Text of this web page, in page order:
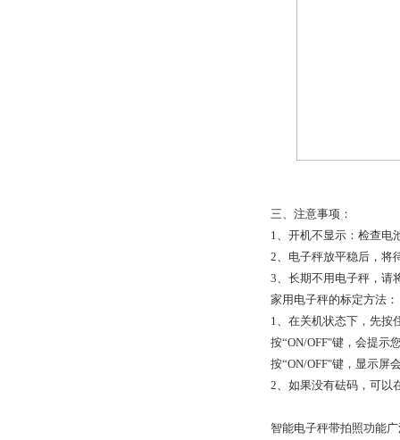
三、注意事项：
1、开机不显示：检查电
2、电子秤放平稳后，将
3、长期不用电子秤，请
家用电子秤的标定方法：
1、在关机状态下，先按
按“ON/OFF"键，会提示
按“ON/OFF"键，显示屏
2、如果没有砝码，可以
智能电子秤带拍照功能